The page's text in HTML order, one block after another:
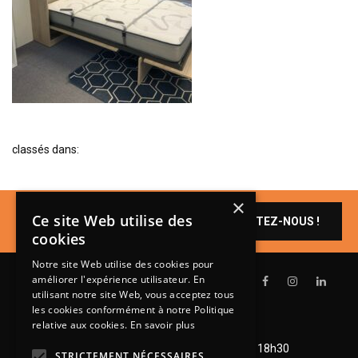
BIBLIOTHÈQUE
TABLE BASSE
FAUTEUILS
CANAPÉS
CHAISES
LITERIE
MATELAS
LITS RELEVABLES
classés dans:
Un produit vous
intéresse ?
CONTACTEZ-NOUS !
Lundi de 14h à 18h30
Mardi à vendredi de 9h à 12h et de 14h à 18h30
×
Ce site Web utilise des
cookies
Notre site Web utilise des cookies pour
améliorer l'expérience utilisateur. En
utilisant notre site Web, vous acceptez tous
les cookies conformément à notre Politique
relative aux cookies. En savoir plus